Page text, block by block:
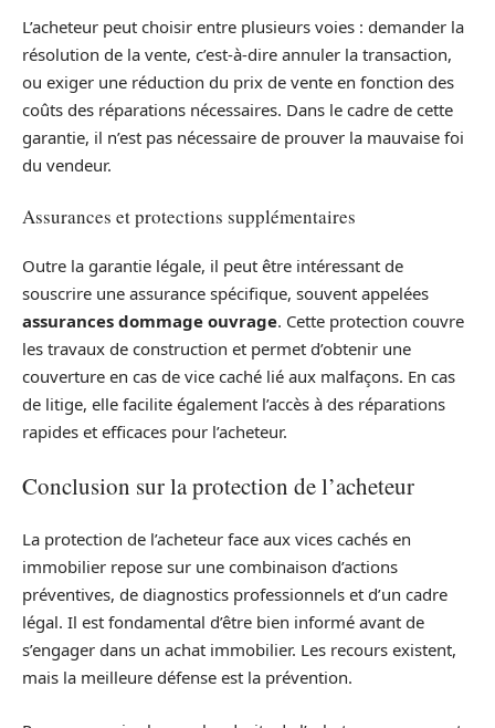
L’acheteur peut choisir entre plusieurs voies : demander la
résolution de la vente, c’est-à-dire annuler la transaction,
ou exiger une réduction du prix de vente en fonction des
coûts des réparations nécessaires. Dans le cadre de cette
garantie, il n’est pas nécessaire de prouver la mauvaise foi
du vendeur.
Assurances et protections supplémentaires
Outre la garantie légale, il peut être intéressant de
souscrire une assurance spécifique, souvent appelées
assurances dommage ouvrage. Cette protection couvre
les travaux de construction et permet d’obtenir une
couverture en cas de vice caché lié aux malfaçons. En cas
de litige, elle facilite également l’accès à des réparations
rapides et efficaces pour l’acheteur.
Conclusion sur la protection de l’acheteur
La protection de l’acheteur face aux vices cachés en
immobilier repose sur une combinaison d’actions
préventives, de diagnostics professionnels et d’un cadre
légal. Il est fondamental d’être bien informé avant de
s’engager dans un achat immobilier. Les recours existent,
mais la meilleure défense est la prévention.